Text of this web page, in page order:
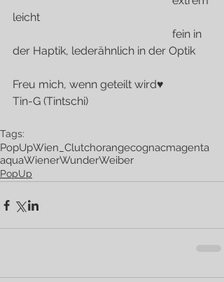
leicht
der Haptik, lederähnlich in der Optik
Freu mich, wenn geteilt wird♥
Tin-G (Tintschi)
Tags:
PopUpWien _Clutchorangecognacmagenta
aquaWienerWunderWeiber
PopUp